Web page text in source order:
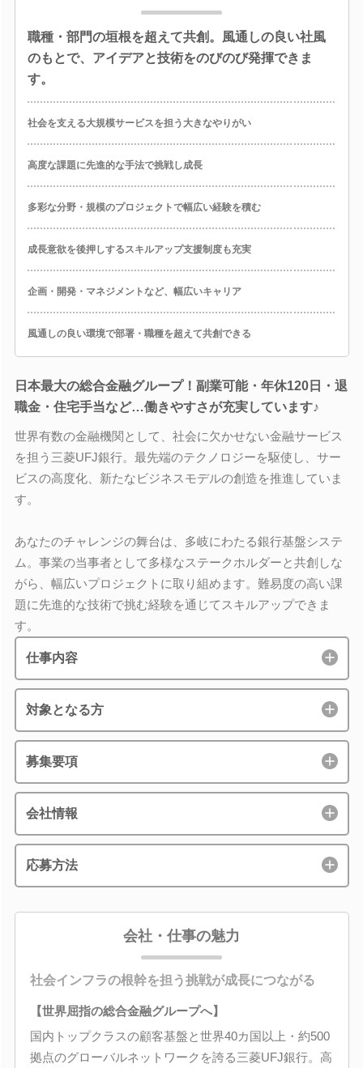
職種・部門の垣根を超えて共創。風通しの良い社風
のもとで、アイデアと技術をのびのび発揮できま
す。
社会を支える大規模サービスを担う大きなやりがい
高度な課題に先進的な手法で挑戦し成長
多彩な分野・規模のプロジェクトで幅広い経験を積む
成長意欲を後押しするスキルアップ支援制度も充実
企画・開発・マネジメントなど、幅広いキャリア
風通しの良い環境で部署・職種を超えて共創できる
日本最大の総合金融グループ！副業可能・年休120日・退
職金・住宅手当など…働きやすさが充実しています♪
世界有数の金融機関として、社会に欠かせない金融サービス
を担う三菱UFJ銀行。最先端のテクノロジーを駆使し、サー
ビスの高度化、新たなビジネスモデルの創造を推進していま
す。
あなたのチャレンジの舞台は、多岐にわたる銀行基盤システ
ム。事業の当事者として多様なステークホルダーと共創しな
がら、幅広いプロジェクトに取り組めます。難易度の高い課
題に先進的な技術で挑む経験を通じてスキルアップできま
す。
仕事内容
対象となる方
募集要項
会社情報
応募方法
会社・仕事の魅力
社会インフラの根幹を担う挑戦が成長につながる
【世界屈指の総合金融グループへ】
国内トップクラスの顧客基盤と世界40カ国以上・約500
拠点のグローバルネットワークを誇る三菱UFJ銀行。高